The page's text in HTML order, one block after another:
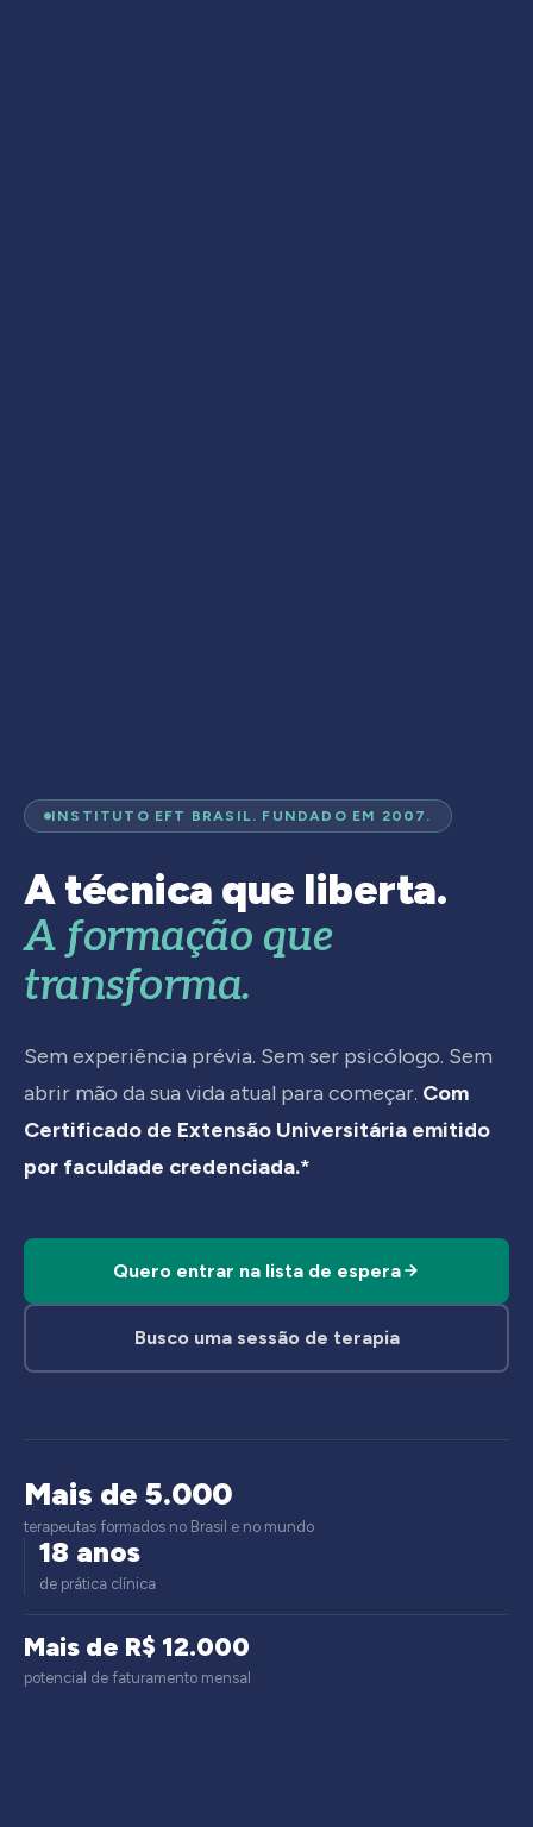
INSTITUTO EFT BRASIL. FUNDADO EM 2007.
A técnica que liberta.
A formação que
transforma.
Sem experiência prévia. Sem ser psicólogo. Sem
abrir mão da sua vida atual para começar. Com
Certificado de Extensão Universitária emitido
por faculdade credenciada.*
Quero entrar na lista de espera
Busco uma sessão de terapia
Mais de 5.000
terapeutas formados no Brasil e no mundo
18 anos
de prática clínica
Mais de R$ 12.000
potencial de faturamento mensal